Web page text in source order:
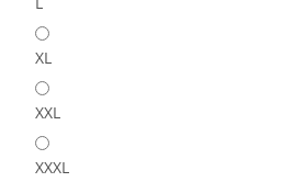
XL
XXL
XXXL